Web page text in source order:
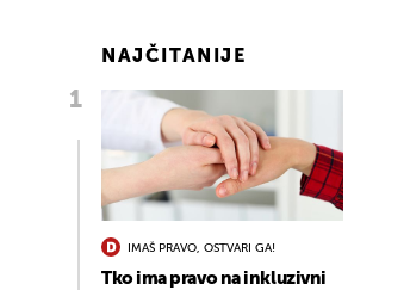
NAJČITANIJE
IMAŠ PRAVO, OSTVARI GA!
Tko ima pravo na inkluzivni